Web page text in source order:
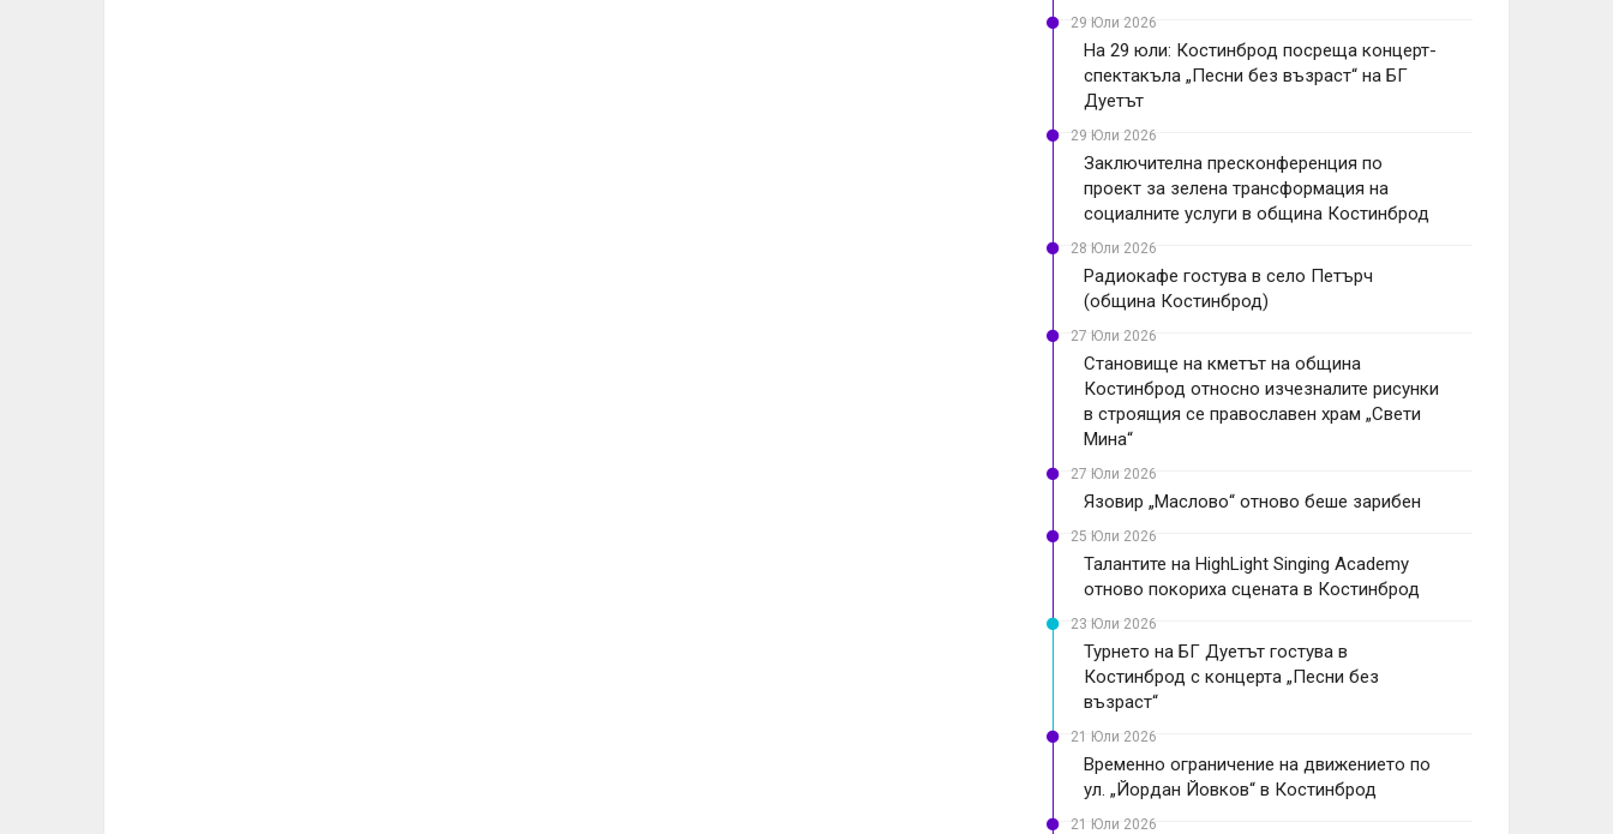
29 Юли 2026
На 29 юли: Костинброд посреща концерт-
спектакъла „Песни без възраст“ на БГ
Дуетът
29 Юли 2026
Заключителна пресконференция по
проект за зелена трансформация на
социалните услуги в община Костинброд
28 Юли 2026
Радиокафе гостува в село Петърч
(община Костинброд)
27 Юли 2026
Становище на кметът на община
Костинброд относно изчезналите рисунки
в строящия се православен храм „Свети
Мина“
27 Юли 2026
Язовир „Маслово“ отново беше зарибен
25 Юли 2026
Талантите на HighLight Singing Academy
отново покориха сцената в Костинброд
23 Юли 2026
Турнето на БГ Дуетът гостува в
Костинброд с концерта „Песни без
възраст“
21 Юли 2026
Временно ограничение на движението по
ул. „Йордан Йовков“ в Костинброд
21 Юли 2026